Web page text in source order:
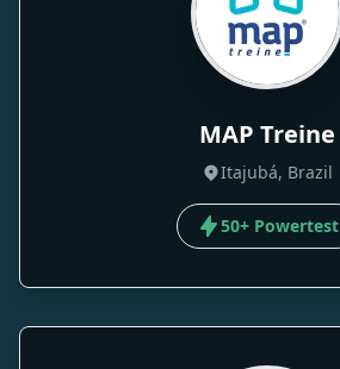
MAP Treine
Itajubá, Brazil
50+ Powertest